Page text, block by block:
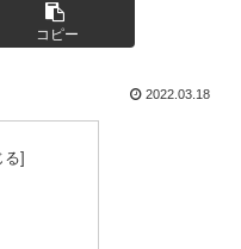
コピー
2022.03.18